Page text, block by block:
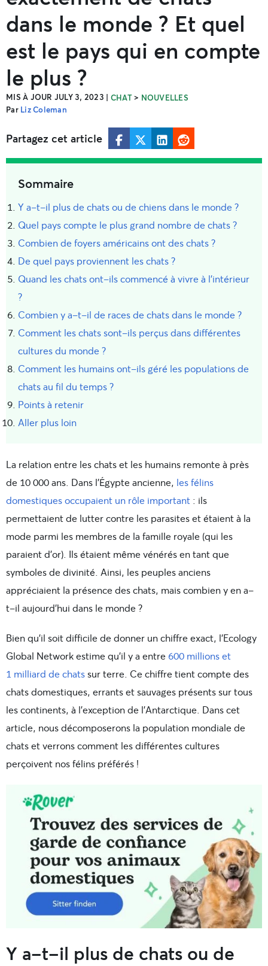
dans le monde ? Et quel
est le pays qui en compte
le plus ?
MIS À JOUR JULY 3, 2023 | CHAT> NOUVELLES
Par Liz Coleman
Partagez cet article
Sommaire
Y a-t-il plus de chats ou de chiens dans le monde ?
Quel pays compte le plus grand nombre de chats ?
Combien de foyers américains ont des chats ?
De quel pays proviennent les chats ?
Quand les chats ont-ils commencé à vivre à l'intérieur
?
Combien y a-t-il de races de chats dans le monde ?
Comment les chats sont-ils perçus dans différentes
cultures du monde ?
Comment les humains ont-ils géré les populations de
chats au fil du temps ?
Points à retenir
Aller plus loin
La relation entre les chats et les humains remonte à près
de 10 000 ans. Dans l’Égypte ancienne, les félins
domestiques occupaient un rôle important : ils
permettaient de lutter contre les parasites et étaient à la
mode parmi les membres de la famille royale (qui les
paraient d’or). Ils étaient même vénérés en tant que
symboles de divinité. Ainsi, les peuples anciens
appréciaient la présence des chats, mais combien y en a-
t-il aujourd’hui dans le monde ?
Bien qu’il soit difficile de donner un chiffre exact, l’Ecology
Global Network estime qu’il y a entre 600 millions et
1 milliard de chatssur terre. Ce chiffre tient compte des
chats domestiques, errants et sauvages présents sur tous
les continents, à l’exception de l’Antarctique. Dans cet
article, nous décomposerons la population mondiale de
chats et verrons comment les différentes cultures
perçoivent nos félins préférés !
Y a-t-il plus de chats ou de